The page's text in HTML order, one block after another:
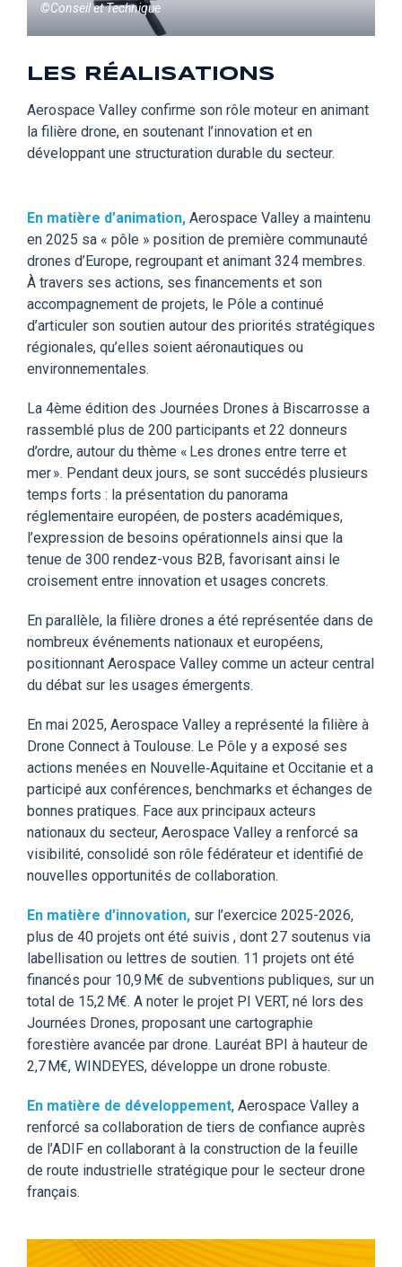
©Conseil et Technique
LES RÉALISATIONS
Aerospace Valley confirme son rôle moteur en animant
la filière drone, en soutenant l’innovation et en
développant une structuration durable du secteur.
En matière d’animation, Aerospace Valley a maintenu
en 2025 sa « pôle » position de première communauté
drones d’Europe, regroupant et animant 324 membres.
À travers ses actions, ses financements et son
accompagnement de projets, le Pôle a continué
d’articuler son soutien autour des priorités stratégiques
régionales, qu’elles soient aéronautiques ou
environnementales.
La 4ème édition des Journées Drones à Biscarrosse a
rassemblé plus de 200 participants et 22 donneurs
d’ordre, autour du thème « Les drones entre terre et
mer ». Pendant deux jours, se sont succédés plusieurs
temps forts : la présentation du panorama
réglementaire européen, de posters académiques,
l’expression de besoins opérationnels ainsi que la
tenue de 300 rendez-vous B2B, favorisant ainsi le
croisement entre innovation et usages concrets.
En parallèle, la filière drones a été représentée dans de
nombreux événements nationaux et européens,
positionnant Aerospace Valley comme un acteur central
du débat sur les usages émergents.
En mai 2025, Aerospace Valley a représenté la filière à
Drone Connect à Toulouse. Le Pôle y a exposé ses
actions menées en Nouvelle‑Aquitaine et Occitanie et a
participé aux conférences, benchmarks et échanges de
bonnes pratiques. Face aux principaux acteurs
nationaux du secteur, Aerospace Valley a renforcé sa
visibilité, consolidé son rô le fédérateur et identifié de
nouvelles opportunités de collaboration.
En matière d’innovation, sur l’exercice 2025-2026,
plus de 40 projets ont été suivis , dont 27 soutenus via
labellisation ou lettres de soutien. 11 projets ont été
financés pour 10,9 M€ de subventions publiques, sur un
total de 15,2 M€. A noter e projet PI VERT, né lors des
Journées Drones, proposant une cartographie
forestière avancée par drone. Lauréat BPI à hauteur de
2,7 M€, WINDEYES, développe un drone robuste.
En matière de développement, Aerospace Valley a
renforcé sa collaboration de tiers de confiance auprès
de ’ADIF en collaborant à la construction de la feuille
de route industrielle stratégique pour le secteur drone
français.